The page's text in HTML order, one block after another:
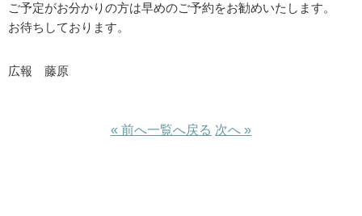
ご予定がお分かりの方は早めのご予約をお勧めいたします。
お待ちしております。
広報 藤原
« 前へ一覧へ戻る 次へ »